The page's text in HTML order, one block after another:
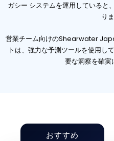
ガシー システムを運用していると
り
営業チーム向けのShearwater
トは、強力な予測ツールを使用し
要な洞察を確実
おすすめ